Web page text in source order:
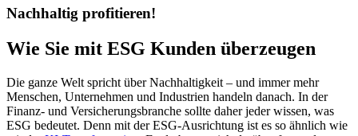
Nachhaltig profitieren!
Wie Sie mit ESG Kunden überzeugen
Die ganze Welt spricht über Nachhaltigkeit – und immer mehr
Menschen, Unternehmen und Industrien handeln danach. In der
Finanz- und Versicherungsbranche sollte daher jeder wissen, was
ESG bedeutet. Denn mit der ESG-Ausrichtung ist es so ähnlich wie